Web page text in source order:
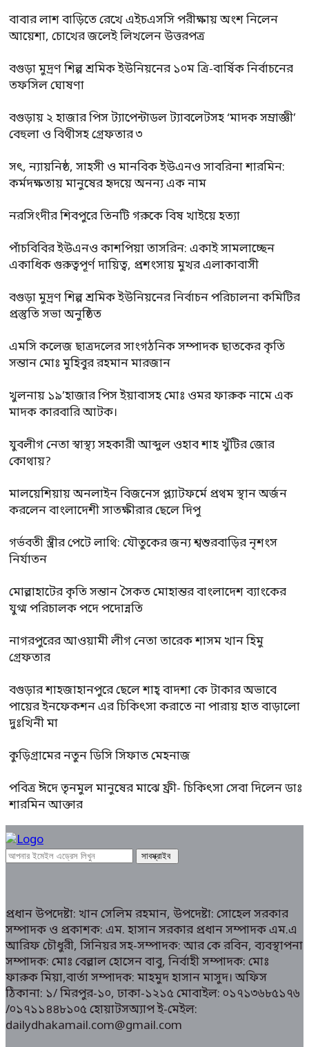
বাবার লাশ বাড়িতে রেখে এইচএসসি পরীক্ষায় অংশ নিলেন
আয়েশা, চোখের জলেই লিখলেন উত্তরপত্র
বগুড়া মুদ্রণ শিল্প শ্রমিক ইউনিয়নের ১০ম ত্রি-বার্ষিক নির্বাচনের
তফসিল ঘোষণা
বগুড়ায় ২ হাজার পিস ট্যাপেন্টাডল ট্যাবলেটসহ ‘মাদক সম্রাজ্ঞী’
বেহুলা ও বিথীসহ গ্রেফতার ৩
সৎ, ন্যায়নিষ্ঠ, সাহসী ও মানবিক ইউএনও সাবরিনা শারমিন:
কর্মদক্ষতায় মানুষের হৃদয়ে অনন্য এক নাম
নরসিংদীর শিবপুরে তিনটি গরুকে বিষ খাইয়ে হত্যা
পাঁচবিবির ইউএনও কাশপিয়া তাসরিন: একাই সামলাচ্ছেন
একাধিক গুরুত্বপূর্ণ দায়িত্ব, প্রশংসায় মুখর এলাকাবাসী
বগুড়া মুদ্রণ শিল্প শ্রমিক ইউনিয়নের নির্বাচন পরিচালনা কমিটির
প্রস্তুতি সভা অনুষ্ঠিত
এমসি কলেজ ছাত্রদলের সাংগঠনিক সম্পাদক ছাতকের কৃতি
সন্তান মোঃ মুহিবুর রহমান মারজান
খুলনায় ১৯’হাজার পিস ইয়াবাসহ মোঃ ওমর ফারুক নামে এক
মাদক কারবারি আটক।
যুবলীগ নেতা স্বাস্থ্য সহকারী আব্দুল ওহাব শাহ খুঁটির জোর
কোথায়?
মালয়েশিয়ায় অনলাইন বিজনেস প্ল্যাটফর্মে প্রথম স্থান অর্জন
করলেন বাংলাদেশী সাতক্ষীরার ছেলে দিপু
গর্ভবতী স্ত্রীর পেটে লাথি: যৌতুকের জন্য শ্বশুরবাড়ির নৃশংস
নির্যাতন
মোল্লাহাটের কৃতি সন্তান সৈকত মোহান্তর বাংলাদেশ ব্যাংকের
যুগ্ম পরিচালক পদে পদোন্নতি
নাগরপুরের আওয়ামী লীগ নেতা তারেক শাসম খান হিমু
গ্রেফতার
বগুড়ার শাহজাহানপুরে ছেলে শাহ্ বাদশা কে টাকার অভাবে
পায়ের ইনফেকশন এর চিকিৎসা করাতে না পারায় হাত বাড়ালো
দুঃখিনী মা
কুড়িগ্রামের নতুন ডিসি সিফাত মেহনাজ
পবিত্র ঈদে তৃনমুল মানুষের মাঝে ফ্রী- চিকিৎসা সেবা দিলেন ডাঃ
শারমিন আক্তার
প্রধান উপদেষ্টা: খান সেলিম রহমান, উপদেষ্টা: সোহেল সরকার
সম্পাদক ও প্রকাশক: এম. হাসান সরকার প্রধান সম্পাদক এম.এ
আরিফ চৌধুরী, সিনিয়র সহ-সম্পাদক: আর কে রবিন, ব্যবস্থাপনা
সম্পাদক: মোঃ বেল্লাল হোসেন বাবু, নির্বাহী সম্পাদক: মোঃ
ফারুক মিয়া,বার্তা সম্পাদক: মাহমুদ হাসান মাসুদ। অফিস
ঠিকানা: ১/ মিরপুর-১০, ঢাকা-১২১৫ মোবাইল: ০১৭১৩৬৮৫১৭৬
/০১৭১১৪৪৮১০৫ হোয়াটসঅ্যাপ ই-মেইল:
dailydhakamail.com@gmail.com